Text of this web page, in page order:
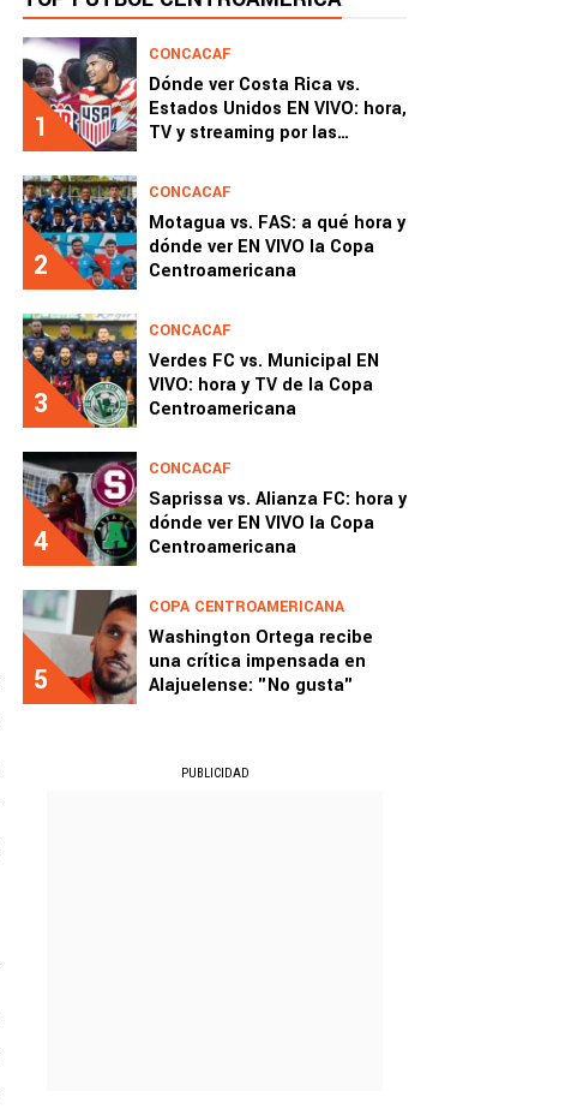
1
CONCACAF
Dónde ver Costa Rica vs.
Estados Unidos EN VIVO: hora,
TV y streaming por las
Sub-20
2
CONCACAF
Motagua vs. FAS: a qué hora y
dónde ver EN VIVO la Copa
Centroamericana
3
CONCACAF
Verdes FC vs. Municipal EN
VIVO: hora y TV de la Copa
Centroamericana
4
CONCACAF
Saprissa vs. Alianza FC: hora y
dónde ver EN VIVO la Copa
Centroamericana
5
COPA CENTROAMERICANA
Washington Ortega recibe
una crítica impensada en
Alajuelense: "No gusta"
PUBLICIDAD